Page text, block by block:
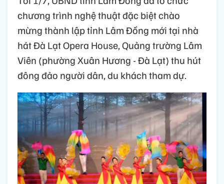
chương trình nghệ thuật đặc biệt chào
mừng thành lập tỉnh Lâm Đồng mới tại nhà
hát Đà Lạt Opera House, Quảng trường Lâm
Viên (phường Xuân Hương - Đà Lạt) thu hút
đông đảo người dân, du khách tham dự.